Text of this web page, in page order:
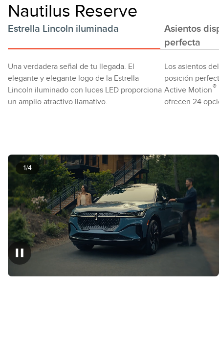
Nautilus Reserve
Estrella Lincoln iluminada
Asientos
perfecta
Una verdadera señal de tu llegada. El
elegante y elegante logo de la Estrella
Lincoln iluminado con luces LED proporciona
un amplio atractivo llamativo.
Los asientos
posición
Active Motion®
ofrecen 24
1/4